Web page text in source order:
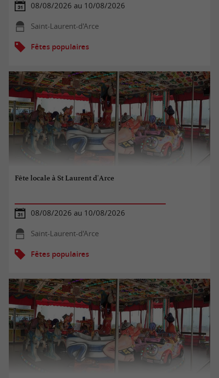
08/08/2026 au 10/08/2026
Saint-Laurent-d'Arce
Fêtes populaires
Fête locale à St Laurent d'Arce
08/08/2026 au 10/08/2026
Saint-Laurent-d'Arce
Fêtes populaires